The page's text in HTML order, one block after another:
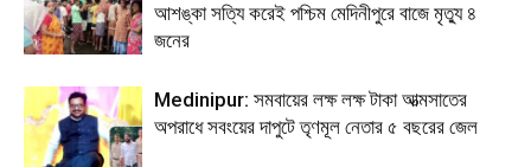
আশঙ্কা সত্যি করেই পশ্চিম মেদিনীপুরে বাজে মৃত্যু ৪
জনের
Medinipur: সমবায়ের লক্ষ লক্ষ টাকা আত্মসাতের
অপরাধে সবংয়ের দাপুটে তৃণমূল নেতার ৫ বছরের জেল